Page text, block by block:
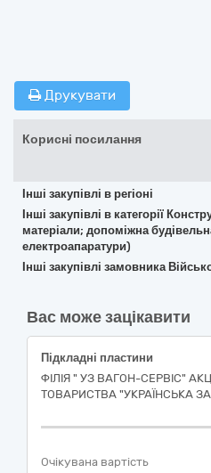
Друкувати
Корисні посилання
Інші закупівлі в регіоні
Інші закупівлі в категорії
матеріали; допоміжна
електроапаратури)
Інші закупівлі замовника
Вас може зацікавити
Підкладні пластини
ФІЛІЯ " УЗ ВАГОН-СЕРВІС"
ТОВАРИСТВА "УКРАЇНСЬКА
Очікувана вартість